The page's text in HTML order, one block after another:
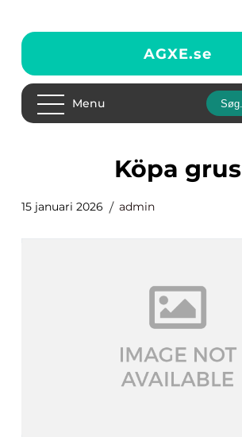
AGXE.se
Menu
Köpa grus
15 januari 2026 admin